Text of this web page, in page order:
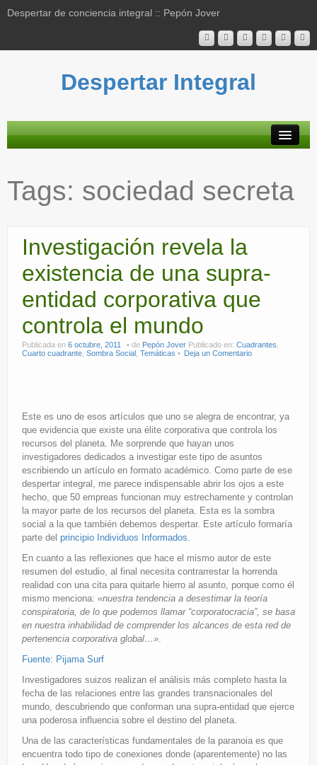
Despertar de conciencia integral :: Pepón Jover
Despertar Integral
Actividades
Bibliografía
Mapa contenidos
Contacto
Tags: sociedad secreta
Investigación revela la
existencia de una supra-
entidad corporativa que
controla el mundo
Publicada en 6 octubre, 2011 de Pepón Jover Publicado en: Cuadrantes
Cuarto cuadrante Sombra Social Temáticas Deja un Comentario
Este es uno de esos artículos que uno se alegra de encontrar, ya
que evidencia que existe una élite corporativa que controla los
recursos del planeta. Me sorprende que hayan unos
investigadores dedicados a investigar este tipo de asuntos
escribiendo un artículo en formato académico. Como parte de ese
despertar integral, me parece indispensable abrir los ojos a este
hecho, que 50 empreas funcionan muy estrechamente y controlan
la mayor parte de los recursos del planeta. Esta es la sombra
social a la que también debemos despertar. Este artículo formaría
parte del principio Individuos Informados.
En cuanto a las reflexiones que hace el mismo autor de este
resumen del estudio, al final necesita contrarrestar la horrenda
realidad con una cita para quitarle hierro al asunto, porque como él
mismo menciona: «nuestra tendencia a desestimar la teoría
conspiratoria, de lo que podemos llamar “corporatocracia”, se basa
en nuestra inhabilidad de comprender los alcances de esta red de
pertenencia corporativa global…».
Fuente: Pijama Surf
Investigadores suizos realizan el análisis más completo hasta la
fecha de las relaciones entre las grandes transnacionales del
mundo, descubriendo que conforman una supra-entidad que ejerce
una poderosa influencia sobre el destino del planeta.
Una de las características fundamentales de la paranoia es que
encuentra todo tipo de conexiones donde (aparentemente) no las